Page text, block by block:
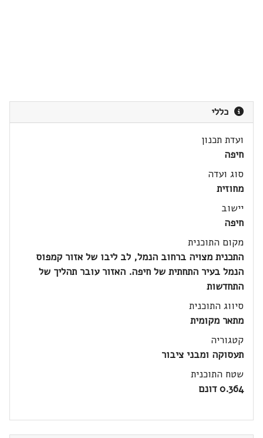
כללי
ועדת תכנון
חיפה
סוג ועדה
מחוזית
יישוב
חיפה
מקום התוכנית
התכנית מצויה ברחוב הנמל, לב ליבו של אזור קמפוס
הנמל בעיר התחתית של חיפה. האזור עובר תהליך של
התחדשות
סיווג התוכנית
מתאר מקומית
קטגוריה
תעסוקה ומבני ציבור
שטח התוכנית
0.364 דונם